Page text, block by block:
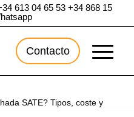
613 04 65 53 +34 868 15
Contacto
SATE? Tipos, coste y